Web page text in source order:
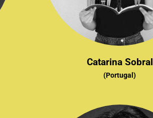
Catarina Sobral
(Portugal)